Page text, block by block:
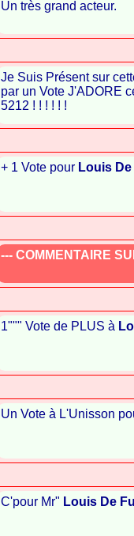
Un très grand acteur.
Je Suis Présent sur
par un Vote J'ADORE
5212 ! ! ! ! ! !
+ 1 Vote pour Louis
--- COMMENTAIRE
1""" Vote de PLUS à
Un Vote à L'Unisson
C'pour Mr" Louis De